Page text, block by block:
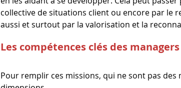
collective de situations client ou encore par le
aussi et surtout par la valorisation et la
Les compétences clés des
Pour remplir ces missions, qui ne sont pas